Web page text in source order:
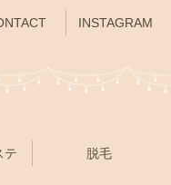
INSTAGRAM
テ 脱毛